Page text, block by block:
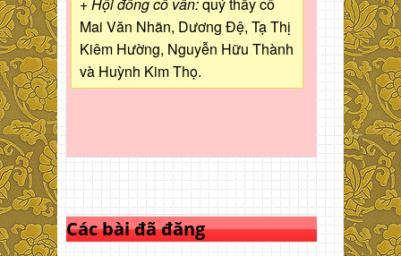
+ Hội đồng cố vấn:quý thầy cô
Mai Văn Nhãn, Dương Đệ, Tạ Thị
Kiêm Hường, Nguyễn Hữu Thành
và Huỳnh Kim Thọ.
Các bài đã đăng